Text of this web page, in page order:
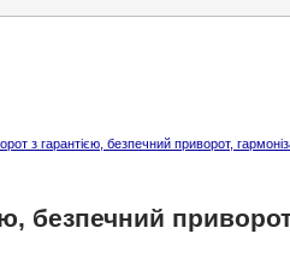
з гарантією, безпечний приворот,
безпечний